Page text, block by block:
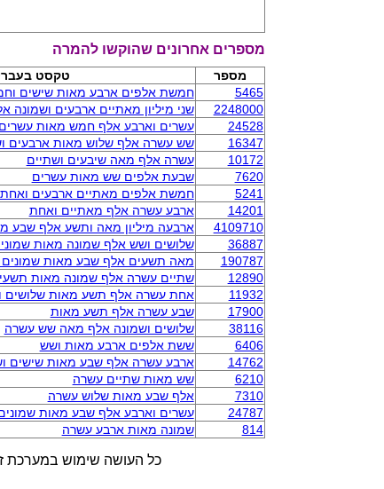
מספרים אחרונים שהוקשו להמרה
מספר טקסט
5465
חמשת אלפים ארבע מאות שישים
2248000
שני מיליון מאתיים ארבעים ושמונה
24528
עשרים וארבע אלף חמש מאות עשרים
16347
שש עשרה אלף שלוש מאות ארבעים
10172
עשרה אלף מאה שיבעים ושתיים
7620
שבעת אלפים שש מאות עשרים
5241
חמשת אלפים מאתיים ארבעים ואחת
14201
ארבע עשרה אלף מאתיים ואחת
4109710
ארבעה מיליון מאה ותשע אלף שבע
36887
שלושים ושש אלף שמונה מאות
190787
מאה תשעים אלף שבע מאות שמונים
12890
שתיים עשרה אלף שמונה מאות
11932
אחת עשרה אלף תשע מאות שלושים
17900
שבע עשרה אלף תשע מאות
38116
שלושים ושמונה אלף מאה שש עשרה
6406
ששת אלפים ארבע מאות ושש
14762
ארבע עשרה אלף שבע מאות שישים
6210
שש מאות שתיים עשרה
7310
אלף שבע מאות שלוש עשרה
24787
עשרים וארבע אלף שבע מאות
814
שמונה מאות ארבע עשרה
כל העושה שימוש במערכת